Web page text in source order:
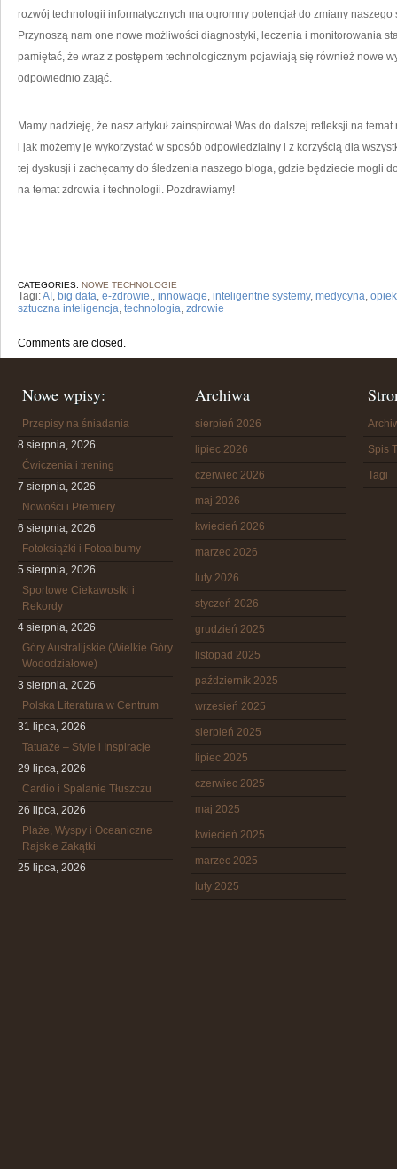
rozwój ⁣technologii informatycznych ma ogromny potencjał do⁤ zmiany
Przynoszą nam one nowe możliwości‍ diagnostyki, leczenia i monitorowania
pamiętać, ‌że ⁤wraz z‍ postępem technologicznym pojawiają​ się również⁣ nowe
odpowiednio zająć.
Mamy⁤ nadzieję,⁢ że nasz artykuł zainspirował‌ Was do dalszej refleksji na
i jak‍ możemy ​je wykorzystać w sposób ​odpowiedzialny i z korzyścią dla
tej dyskusji ⁣i zachęcamy​ do⁢ śledzenia naszego⁤ bloga,‌ gdzie będziecie mogli
na⁢ temat zdrowia i technologii. Pozdrawiamy!
CATEGORIES: NOWE TECHNOLOGIE
Tagi:AI , big data, e-zdrowie., innowacje, inteligentne systemy, medycyna,
sztuczna inteligencja, technologia, zdrowie
Comments are closed.
Nowe wpisy:
Przepisy na śniadania
8 sierpnia, 2026
Ćwiczenia i trening
7 sierpnia, 2026
Nowości i Premiery
6 sierpnia, 2026
Fotoksiążki i Fotoalbumy
5 sierpnia, 2026
Sportowe Ciekawostki i
Rekordy
4 sierpnia, 2026
Góry Australijskie (Wielkie Góry
Wododziałowe)
3 sierpnia, 2026
Polska Literatura w Centrum
31 lipca, 2026
Tatuaże – Style i Inspiracje
29 lipca, 2026
Cardio i Spalanie Tłuszczu
26 lipca, 2026
Plaże, Wyspy i Oceaniczne
Rajskie Zakątki
25 lipca, 2026
Archiwa
sierpień 2026
lipiec 2026
czerwiec 2026
maj 2026
kwiecień 2026
marzec 2026
luty 2026
styczeń 2026
grudzień 2025
listopad 2025
październik 2025
wrzesień 2025
sierpień 2025
lipiec 2025
czerwiec 2025
maj 2025
kwiecień 2025
marzec 2025
luty 2025
Spis
Tagi